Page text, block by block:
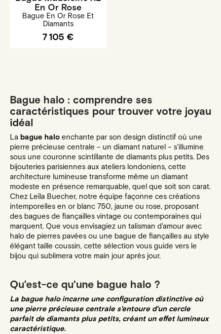
En Or Rose
Bague En Or Rose Et
Diamants
7 105 €
Bague halo : comprendre ses
caractéristiques pour trouver votre joyau
idéal
La bague halo enchante par son design distinctif où une
pierre précieuse centrale – un diamant naturel – s'illumine
sous une couronne scintillante de diamants plus petits. Des
bijouteries parisiennes aux ateliers londoniens, cette
architecture lumineuse transforme même un diamant
modeste en présence remarquable, quel que soit son carat.
Chez Leïla Buecher, notre équipe façonne ces créations
intemporelles en or blanc 750, jaune ou rose, proposant
des bagues de fiançailles vintage ou contemporaines qui
marquent. Que vous envisagiez un talisman d'amour avec
halo de pierres pavées ou une bague de fiançailles au style
élégant taille coussin, cette sélection vous guide vers le
bijou qui sublimera votre main jour après jour.
Qu'est-ce qu'une bague halo ?
La bague halo incarne une configuration distinctive où
une pierre précieuse centrale s'entoure d'un cercle
parfait de diamants plus petits, créant un effet lumineux
caractéristique.